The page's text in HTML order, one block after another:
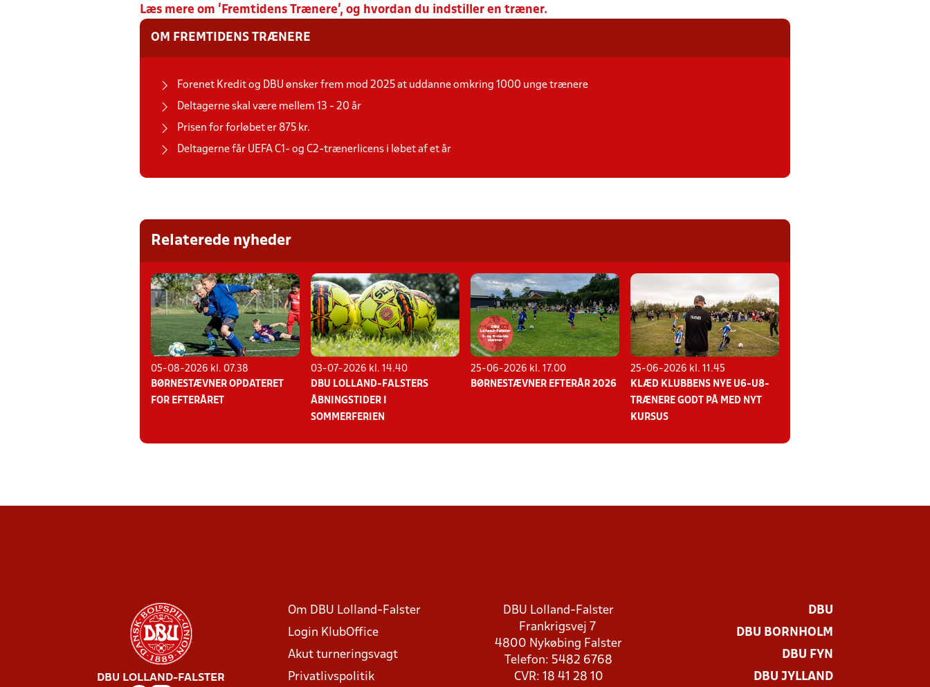
Læs mere om ’Fremtidens Trænere’, og hvordan du indstiller en træner.
OM FREMTIDENS TRÆNERE
Forenet Kredit og DBU ønsker frem mod 2025 at uddanne omkring 1000 unge trænere
Deltagerne skal være mellem 13 - 20 år
Prisen for forløbet er 875 kr.
Deltagerne får UEFA C1- og C2-trænerlicens i løbet af et år
Relaterede nyheder
05-08-2026 kl. 07.38
BØRNESTÆVNER OPDATERET
FOR EFTERÅRET
03-07-2026 kl. 14.40
DBU LOLLAND-FALSTERS
ÅBNINGSTIDER I
SOMMERFERIEN
25-06-2026 kl. 17.00
BØRNESTÆVNER EFTERÅR 2026
25-06-2026 kl. 11.45
KLÆD KLUBBENS NYE U6-U8-
TRÆNERE GODT PÅ MED NYT
KURSUS
DBU LOLLAND-FALSTER
Om DBU Lolland-Falster
Login KlubOffice
Akut turneringsvagt
Privatlivspolitik
DBU Lolland-Falster
Frankrigsvej 7
4800 Nykøbing Falster
Telefon: 5482 6768
CVR: 18 41 28 10
DBU
DBU BORNHOLM
DBU FYN
DBU JYLLAND